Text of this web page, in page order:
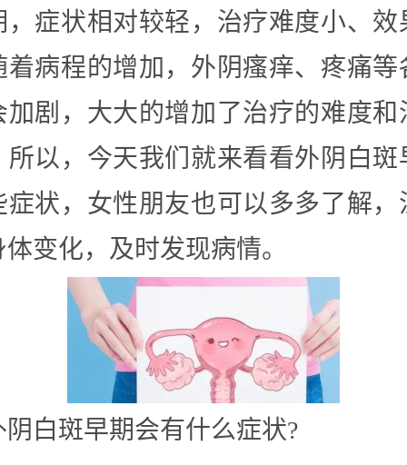
，症状相对较轻，治疗难度小、效
着病程的增加，外阴瘙痒、疼痛等
加剧，大大的增加了治疗的难度和
所以，今天我们就来看看外阴白斑
症状，女性朋友也可以多多了解，
变化，及时发现病情。
阴白斑早期会有什么症状?